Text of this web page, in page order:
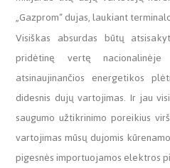
„Gazprom“ dujas, laukiant
Visiškas absurdas būtų
pridėtinę vertę nacionalinėje
atsinaujinančios energetikos
didesnis dujų vartojimas. Ir jau
saugumo užtikrinimo poreikius
vartojimas mūsų dujomis
pigesnės importuojamos elektros